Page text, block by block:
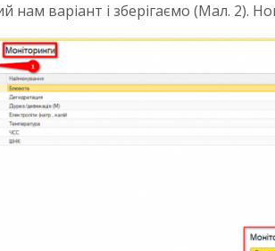
нам варіант і зберігаємо (Мал. 2).